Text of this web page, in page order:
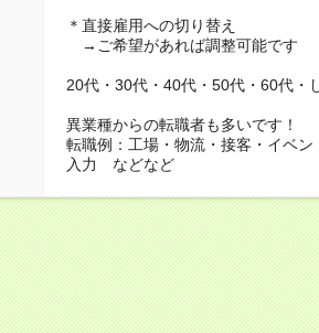
＊直接雇用への切り替え
→ご希望があれば調整可能です
20代・30代・40代・50代・60代・
異業種からの転職者も多いです！
転職例：工場・物流・接客・イベ
入力 などなど